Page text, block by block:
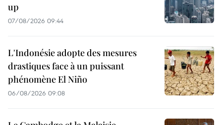
up
07/08/2026 09:44
L'Indonésie adopte des mesures
drastiques face à un puissant
phénomène El Niño
06/08/2026 09:08